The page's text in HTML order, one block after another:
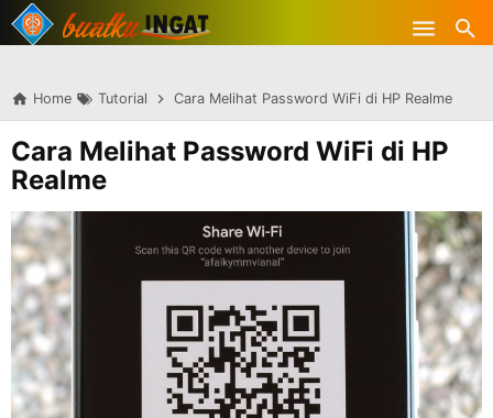
-->
Skip to main content
Home Tutorial Cara Melihat Password WiFi di HP Realme
Cara Melihat Password WiFi di HP
Realme